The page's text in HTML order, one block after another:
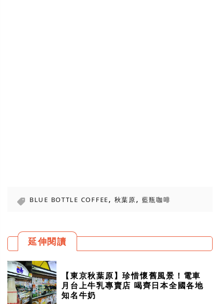
BLUE BOTTLE COFFEE, 秋葉原, 藍瓶咖啡
延伸閱讀
【東京秋葉原】珍惜懷舊風景！電車
月台上牛乳專賣店 喝齊日本全國各地
知名牛奶